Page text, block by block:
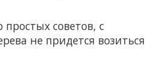
простых советов, с
не придется возиться